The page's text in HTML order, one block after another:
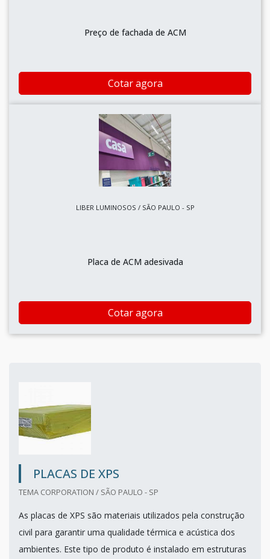
Preço de fachada de ACM
Cotar agora
LIBER LUMINOSOS / SÃO PAULO - SP
Placa de ACM adesivada
Cotar agora
PLACAS DE XPS
TEMA CORPORATION / SÃO PAULO - SP
As placas de XPS são materiais utilizados pela construção
civil para garantir uma qualidade térmica e acústica dos
ambientes. Este tipo de produto é instalado em estruturas